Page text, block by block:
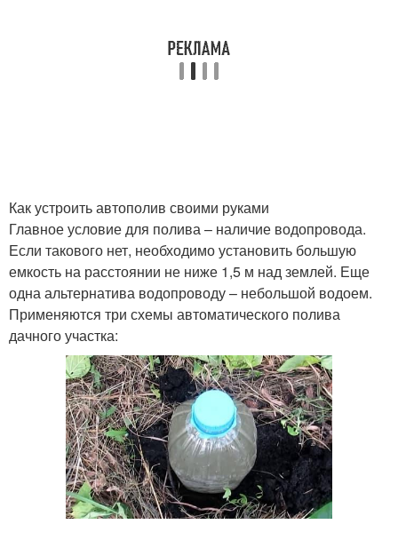
Как устроить автополив своими руками
Главное условие для полива – наличие водопровода.
Если такового нет, необходимо установить большую
емкость на расстоянии не ниже 1,5 м над землей. Еще
одна альтернатива водопроводу – небольшой водоем.
Применяются три схемы автоматического полива
дачного участка: